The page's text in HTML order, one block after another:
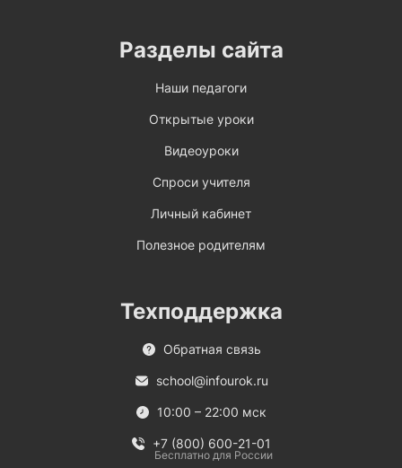
Разделы сайта
Наши педагоги
Открытые уроки
Видеоуроки
Спроси учителя
Личный кабинет
Полезное родителям
Техподдержка
Обратная связь
school@infourok.ru
10:00 – 22:00 мск
+7 (800) 600-21-01
Бесплатно для России